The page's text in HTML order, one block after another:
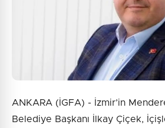
ANKARA (İGFA) - İzmir’in
Belediye Başkanı İlkay Çiçek,